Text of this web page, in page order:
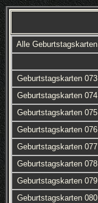
Alle Geburtstagskarten
Geburtstagskarten 073
Geburtstagskarten 074
Geburtstagskarten 075
Geburtstagskarten 076
Geburtstagskarten 077
Geburtstagskarten 078
Geburtstagskarten 079
Geburtstagskarten 080